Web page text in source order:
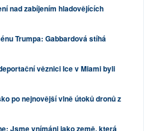
nad zabíjením hladovějících
Trumpa: Gabbardová stíhá
věznici Ice v Miami byli
po nejnovější vlně útoků dronů z
Jsme vnímáni jako země, která